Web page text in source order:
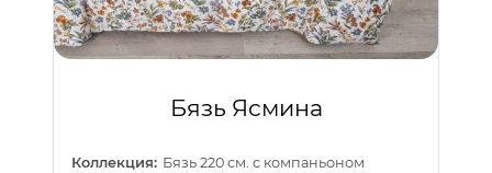
Бязь Ясмина
Коллекция: Бязь 220 см. с компаньоном